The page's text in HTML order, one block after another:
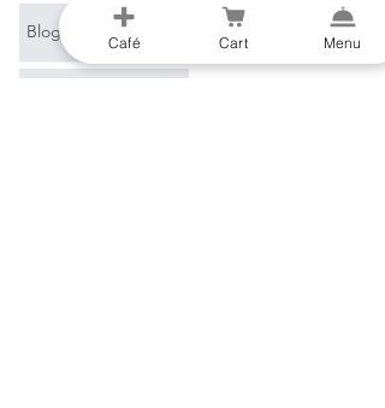
Blog Mercadoria
Café Cart Menu